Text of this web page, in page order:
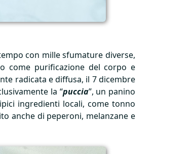
con mille sfumature diverse,
come purificazione del corpo e
radicata e diffusa, il 7 dicembre
la “puccia”, un panino
ingredienti locali, come tonno
anche di peperoni, melanzane e